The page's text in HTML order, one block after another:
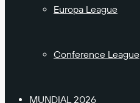
Europa League
Conference League
MUNDIAL 2026